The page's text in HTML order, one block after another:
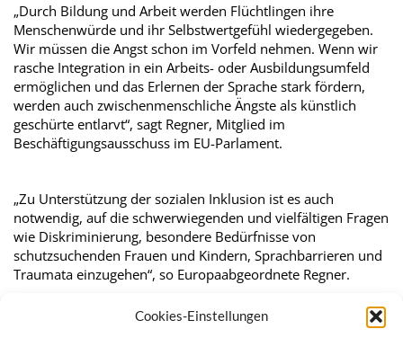
Cookies-Einstellungen
„Durch Bildung und Arbeit werden Flüchtlingen ihre
Menschenwürde und ihr Selbstwertgefühl wiedergegeben.
Wir müssen die Angst schon im Vorfeld nehmen. Wenn wir
rasche Integration in ein Arbeits- oder Ausbildungsumfeld
ermöglichen und das Erlernen der Sprache stark fördern,
werden auch zwischenmenschliche Ängste als künstlich
geschürte entlarvt“, sagt Regner, Mitglied im
Beschäftigungsausschuss im EU-Parlament.
„Zu Unterstützung der sozialen Inklusion ist es auch
notwendig, auf die schwerwiegenden und vielfältigen Fragen
wie Diskriminierung, besondere Bedürfnisse von
schutzsuchenden Frauen und Kindern, Sprachbarrieren und
Traumata einzugehen“, so Europaabgeordnete Regner.
Ähnliche Artikel: